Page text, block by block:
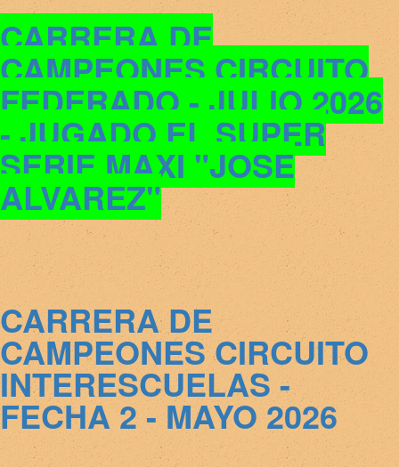
CARRERA DE
CAMPEONES CIRCUITO
FEDERADO - JULIO 2026
- JUGADO EL SUPER
SERIE MAXI "JOSE
ALVAREZ"
CARRERA DE
CAMPEONES CIRCUITO
INTERESCUELAS -
FECHA 2 - MAYO 2026